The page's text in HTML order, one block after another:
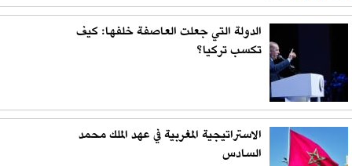
الدولة التي جعلت العاصفة خلفها: كيف
تكسب تركيا؟
الاستراتيجية المغربية في عهد الملك محمد
السادس